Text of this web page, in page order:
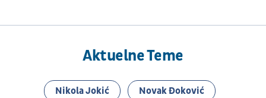
Aktuelne Teme
Nikola Jokić Novak Đoković